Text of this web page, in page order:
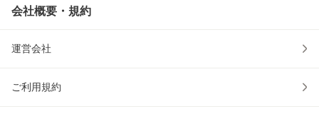
会社概要・規約
運営会社
ご利用規約